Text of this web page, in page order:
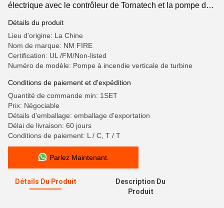
électrique avec le contrôleur de Tornatech et la pompe de
Détails du produit
Lieu d'origine: La Chine
Nom de marque: NM FIRE
Certification: UL /FM/Non-listed
Numéro de modèle: Pompe à incendie verticale de turbine
Conditions de paiement et d'expédition
Quantité de commande min: 1SET
Prix: Négociable
Détails d'emballage: emballage d'exportation
Délai de livraison: 60 jours
Conditions de paiement: L / C, T / T
Parlez Maintenant.
Détails Du Produit
Description Du
Produit